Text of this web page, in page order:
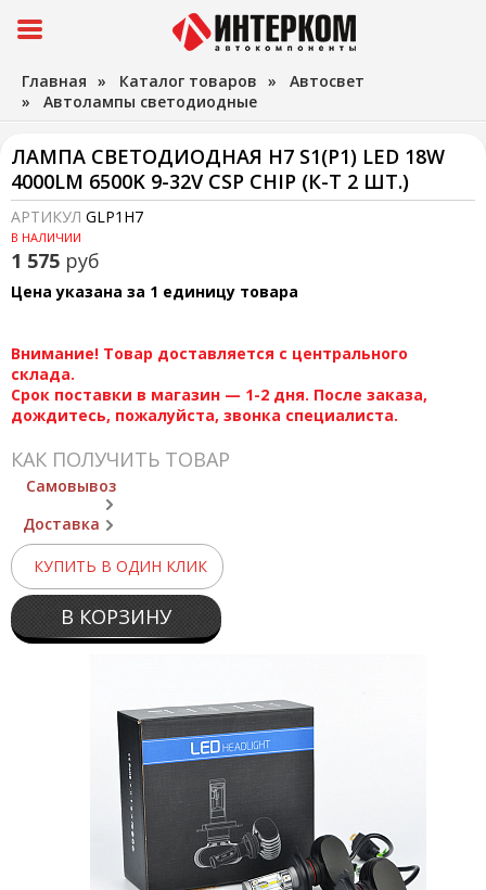
Главная » Каталог товаров » Автосвет
» Автолампы светодиодные
ЛАМПА СВЕТОДИОДНАЯ H7 S1(P1) LED 18W
4000LM 6500K 9-32V CSP CHIP (К-Т 2 ШТ.)
АРТИКУЛ GLP1H7
В НАЛИЧИИ
1 575 руб
Цена указана за 1 единицу товара
Внимание! Товар доставляется с центрального
склада.
Срок поставки в магазин — 1-2 дня. После заказа,
дождитесь, пожалуйста, звонка специалиста.
КАК ПОЛУЧИТЬ ТОВАР
Самовывоз
Доставка
КУПИТЬ В ОДИН КЛИК
В КОРЗИНУ